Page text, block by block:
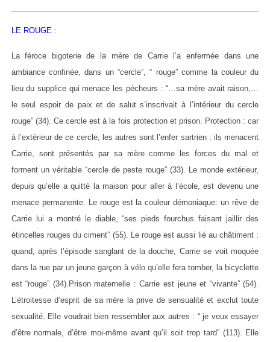
LE ROUGE :
La féroce bigoterie de la mère de Carrie l’a enfermée dans une
ambiance confinée, dans un “cercle”, “ rouge” comme la couleur du
lieu du supplice qui menace les pécheurs : “…sa mère avait raison,…
le seul espoir de paix et de salut s’inscrivait à l’intérieur du cercle
rouge” (34). Ce cercle est à la fois protection et prison. Protection : car
à l’extérieur de ce cercle, les autres sont l’enfer sartrien : ils menacent
Carrie, sont présentés par sa mère comme les forces du mal et
forment un véritable “cercle de peste rouge” (33). Le monde extérieur,
depuis qu’elle a quitté la maison pour aller à l’école, est devenu une
menace permanente. Le rouge est la couleur démoniaque: un rêve de
Carrie lui a montré le diable, “ses pieds fourchus faisant jaillir des
étincelles rouges du ciment” (55). Le rouge est aussi lié au châtiment :
quand, après l’épisode sanglant de la douche, Carrie se voit moquée
dans la rue par un jeune garçon à vélo qu’elle fera tomber, la bicyclette
est “rouge” (34).Prison maternelle : Carrie est jeune et “vivante” (54).
L’étroitesse d’esprit de sa mère la prive de sensualité et exclut toute
sexualité. Elle voudrait bien ressembler aux autres : “ je veux essayer
d’être normale, d’être moi-même avant qu’il soit trop tard” (113). Elle